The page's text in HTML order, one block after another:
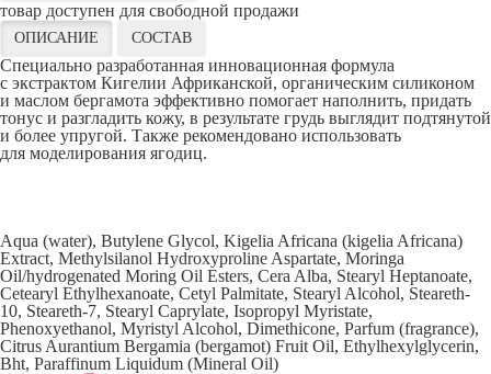
товар доступен для свободной продажи
ОПИСАНИЕ СОСТАВ
Специально разработанная инновационная формула
с экстрактом Кигелии Африканской, органическим силиконом
и маслом бергамота эффективно помогает наполнить, придать
тонус и разгладить кожу, в результате грудь выглядит подтянутой
и более упругой. Также рекомендовано использовать
для моделирования ягодиц.
Aqua (water), Butylene Glycol, Kigelia Africana (kigelia Africana)
Extract, Methylsilanol Hydroxyproline Aspartate, Moringa
Oil/hydrogenated Moring Oil Esters, Cera Alba, Stearyl Heptanoate,
Cetearyl Ethylhexanoate, Cetyl Palmitate, Stearyl Alcohol, Steareth-
10, Steareth-7, Stearyl Caprylate, Isopropyl Myristate,
Phenoxyethanol, Myristyl Alcohol, Dimethicone, Parfum (fragrance),
Citrus Aurantium Bergamia (bergamot) Fruit Oil, Ethylhexylglycerin,
Bht, Paraffinum Liquidum (Mineral Oil)